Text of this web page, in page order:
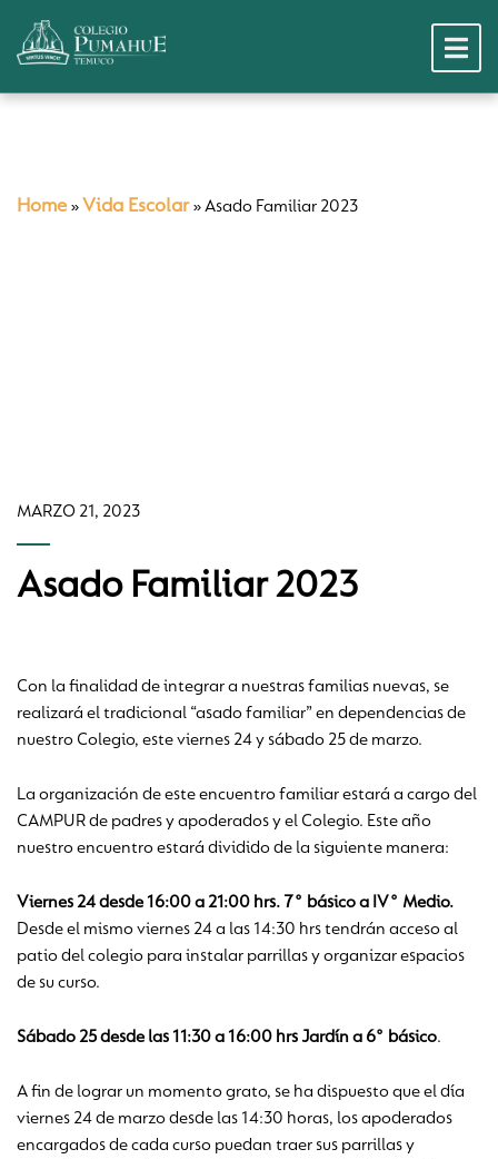
Home » Vida Escolar»Asado Familiar 2023
MARZO 21, 2023
Asado Familiar 2023
Con la finalidad de integrar a nuestras familias nuevas, se
realizará el tradicional “asado familiar” en dependencias de
nuestro Colegio, este viernes 24 y sábado 25 de marzo.
La organización de este encuentro familiar estará a cargo del
CAMPUR de padres y apoderados y el Colegio. Este año
nuestro encuentro estará dividido de la siguiente manera:
Viernes 24 desde 16:00 a 21:00 hrs. 7° básico a IV° Medio.
Desde el mismo viernes 24 a las 14:30 hrs tendrán acceso al
patio del colegio para instalar parrillas y organizar espacios
de su curso.
Sábado 25 desde las 11:30 a 16:00 hrs Jardín a 6° básico.
A fin de lograr un momento grato, se ha dispuesto que el día
viernes 24 de marzo desde las 14:30 horas, los apoderados
encargados de cada curso puedan traer sus parrillas y